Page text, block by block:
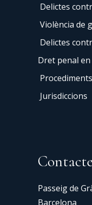
Delictes
Violència de
Delictes
Dret penal
Jurisdiccions
Contacte
Passeig de
Barcelona